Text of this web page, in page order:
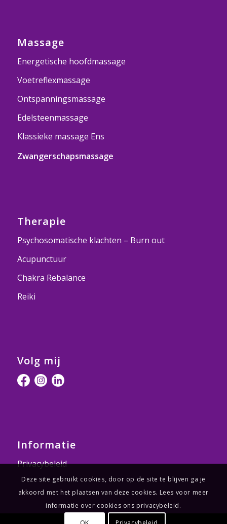
Massage
Energetische hoofdmassage
Voetreflexmassage
Ontspanningsmassage
Edelsteenmassage
Klassieke massage Ens
Zwangerschapsmassage
Therapie
Psychosomatische klachten – Burn out
Acupunctuur
Chakra Rebalance
Reiki
Volg mij
Informatie
Privacybeleid
Deze site gebruikt cookies, door op de site te blijven ga je
akkoord met het plaatsen van deze cookies. Lees voor meer
informatie over cookies ons privacybeleid.